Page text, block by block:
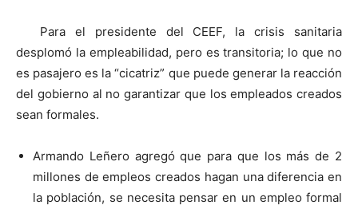
Para el presidente del CEEF, la crisis sanitaria
desplomó la empleabilidad, pero es transitoria; lo que no
es pasajero es la “cicatriz” que puede generar la reacción
del gobierno al no garantizar que los empleados creados
sean formales.
Armando Leñero agregó que para que los más de 2
millones de empleos creados hagan una diferencia en
la población, se necesita pensar en un empleo formal